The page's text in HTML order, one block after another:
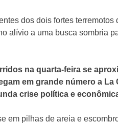
dos dois fortes terremotos
alívio a uma busca sombria
na quarta-feira se
em grande número a La
crise política e
em pilhas de areia e